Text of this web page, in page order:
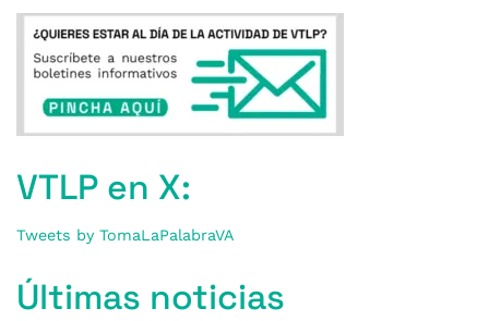
VTLP en X:
Tweets by TomaLaPalabraVA
Últimas noticias